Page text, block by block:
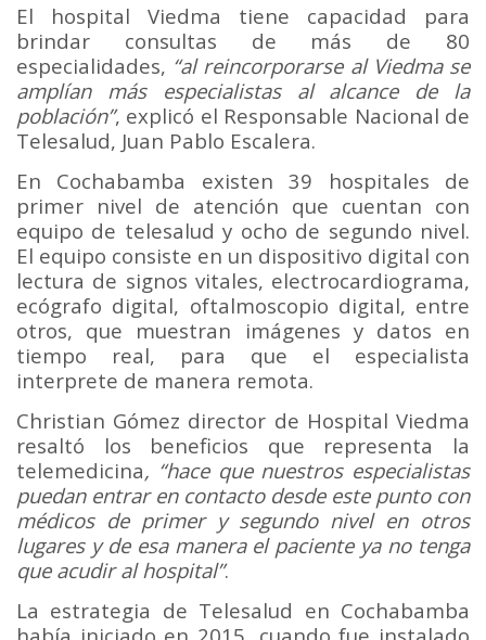
El hospital Viedma tiene capacidad para
brindar consultas de más de 80
especialidades, “al reincorporarse al Viedma se
amplían más especialistas al alcance de la
población”, explicó el Responsable Nacional de
Telesalud, Juan Pablo Escalera.
En Cochabamba existen 39 hospitales de
primer nivel de atención que cuentan con
equipo de telesalud y ocho de segundo nivel.
El equipo consiste en un dispositivo digital con
lectura de signos vitales, electrocardiograma,
ecógrafo digital, oftalmoscopio digital, entre
otros, que muestran imágenes y datos en
tiempo real, para que el especialista
interprete de manera remota.
Christian Gómez director de Hospital Viedma
resaltó los beneficios que representa la
telemedicina, “hace que nuestros especialistas
puedan entrar en contacto desde este punto con
médicos de primer y segundo nivel en otros
lugares y de esa manera el paciente ya no tenga
que acudir al hospital”.
La estrategia de Telesalud en Cochabamba